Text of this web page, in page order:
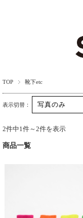
TOP 靴下etc
表示切替：
2件中1件～2件を表示
商品一覧